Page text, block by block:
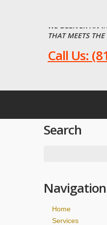
WE DELIVER AN
THAT MEETS
Call Us:
Search
Navigation
Home
Services